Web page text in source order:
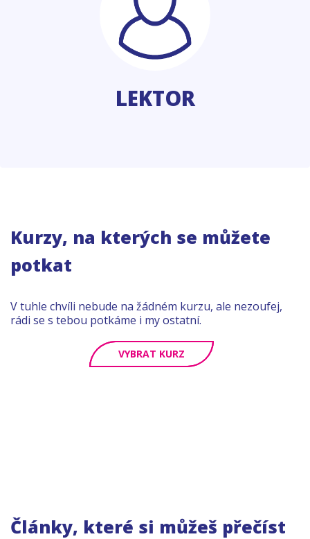
LEKTOR
Kurzy, na kterých se můžete
potkat
V tuhle chvíli nebude na žádném kurzu, ale nezoufej,
rádi se s tebou potkáme i my ostatní.
VYBRAT KURZ
Články, které si můžeš přečíst